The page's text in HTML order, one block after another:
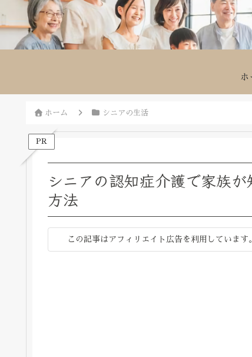
ホ
ホーム シニアの生活
PR
シニアの認知症介護で家族
方法
この記事はアフィリエイト広告を利用しています。